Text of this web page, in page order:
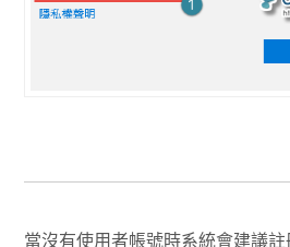
當沒有使用者帳號時系統會建議